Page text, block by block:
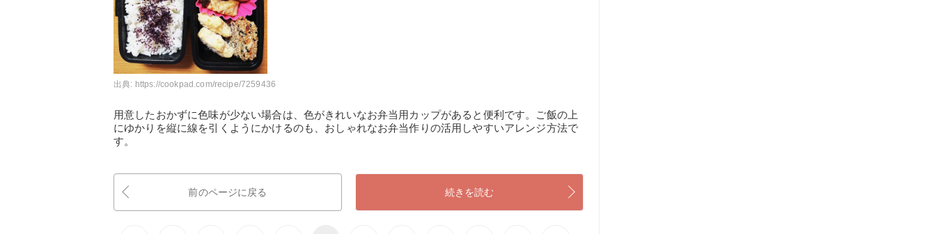
出典: https://cookpad.com/recipe/7259436
用意したおかずに色味が少ない場合は、色がきれいなお弁当用カップがあると便利です。ご飯の上
にゆかりを縦に線を引くようにかけるのも、おしゃれなお弁当作りの活用しやすいアレンジ方法で
す。
前のページに戻る 続きを読む